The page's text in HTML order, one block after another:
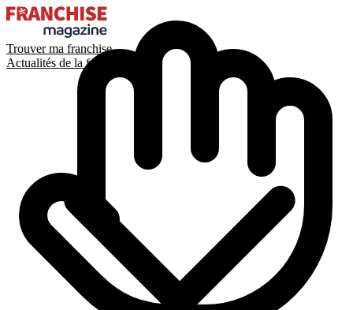
Trouver ma franchise
Actualités de la franchise